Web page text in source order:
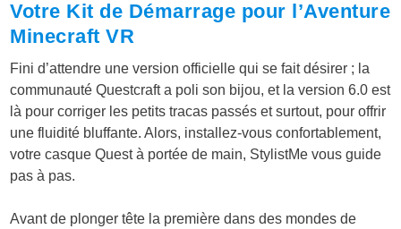
Votre Kit de Démarrage pour l’Aventure
Minecraft VR
Fini d’attendre une version officielle qui se fait désirer ; la
communauté Questcraft a poli son bijou, et la version 6.0 est
là pour corriger les petits tracas passés et surtout, pour offrir
une fluidité bluffante. Alors, installez-vous confortablement,
votre casque Quest à portée de main, StylistMe vous guide
pas à pas.
Avant de plonger tête la première dans des mondes de